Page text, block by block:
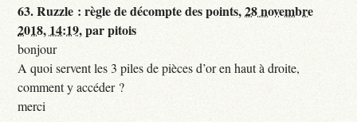
63.Ruzzle : règle de décompte des points,28 novembre
2018, 14:19,parpitois
bonjour
A quoi servent les 3 piles de pièces d’or en haut à droite,
comment y accéder ?
merci